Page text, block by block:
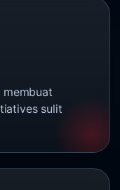
sulit